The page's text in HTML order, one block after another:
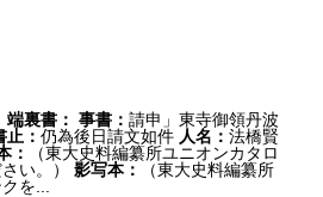
端裏書： 事書：請申」東寺御領丹波
止：仍為後日請文如件 人名：法橋賢
：
（東大史料編纂所ユニオンカタロ
い。）
影写本：
（東大史料編纂所
を...